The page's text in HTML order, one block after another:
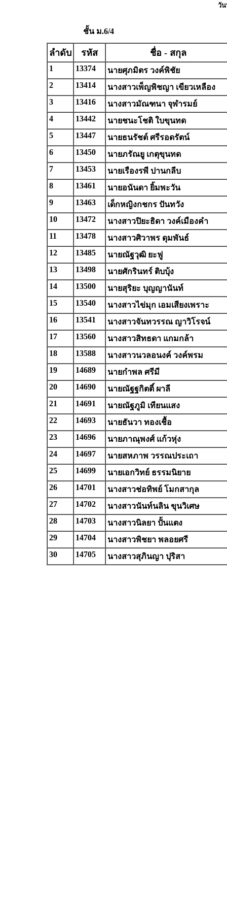
วัน
ชั้น ม.6/4
ลำดับ รหัส ชื่อ - สกุล
1 13374
นายศุภมิตร วงค์พิชัย
2
13414
นางสาวเพ็ญพิชญา เขียวเหลือง
3
13416
นางสาวมัณฑนา จุฬารมย์
4
13442
นายชนะโชติ ใบขุนทด
5
13447
นายธนรัชต์ ศรีรอดรัตน์
6
13450
นายภรัณยู เกตุขุนทด
7
13453
นายเรืองรพี ปานกลีบ
8
13461
นายอนันดา ยิ้มพะวัน
9
13463
เด็กหญิงกชกร ปันทวัง
10
13472
นางสาวปิยะธิดา วงค์เมืองคำ
11
13478
นางสาวศิวาพร ดุมพันธ์
12
13485
นายณัฐวุฒิ ยะฟู
13
13498
นายศักรินทร์ ติบบุ้ง
14
13500
นายสุริยะ บุญญานันท์
15
13540
นางสาวไข่มุก เอมเสียงเพราะ
16
13541
นางสาวจันทวรรณ ญาวิโรจน์
17
13560
นางสาวสิทธดา แกมกล้า
18
13588
นางสาวนวลอนงค์ วงค์พรม
19
14689
นายกำพล ศรีมี
20
14690
นายณัฐฐกิตติ์ ผาลี
21
14691
นายณัฐภูมิ เทียนแสง
22
14693
นายธันวา ทองเชื้อ
23
14696
นายภาณุพงศ์ แก้วหุ่ง
24
14697
นายสหภาพ วรรณประเถา
25
14699
นายเอกวิทย์ ธรรมนิยาย
26
14701
นางสาวช่อทิพย์ โมกสากุล
27
14702
นางสาวนันท์นลิน ขุนวิเศษ
28
14703
นางสาวนิลยา ปั้นแตง
29
14704
นางสาวพิชยา พลอยศรี
30
14705 นางสาวสุภินญา ปุริสา